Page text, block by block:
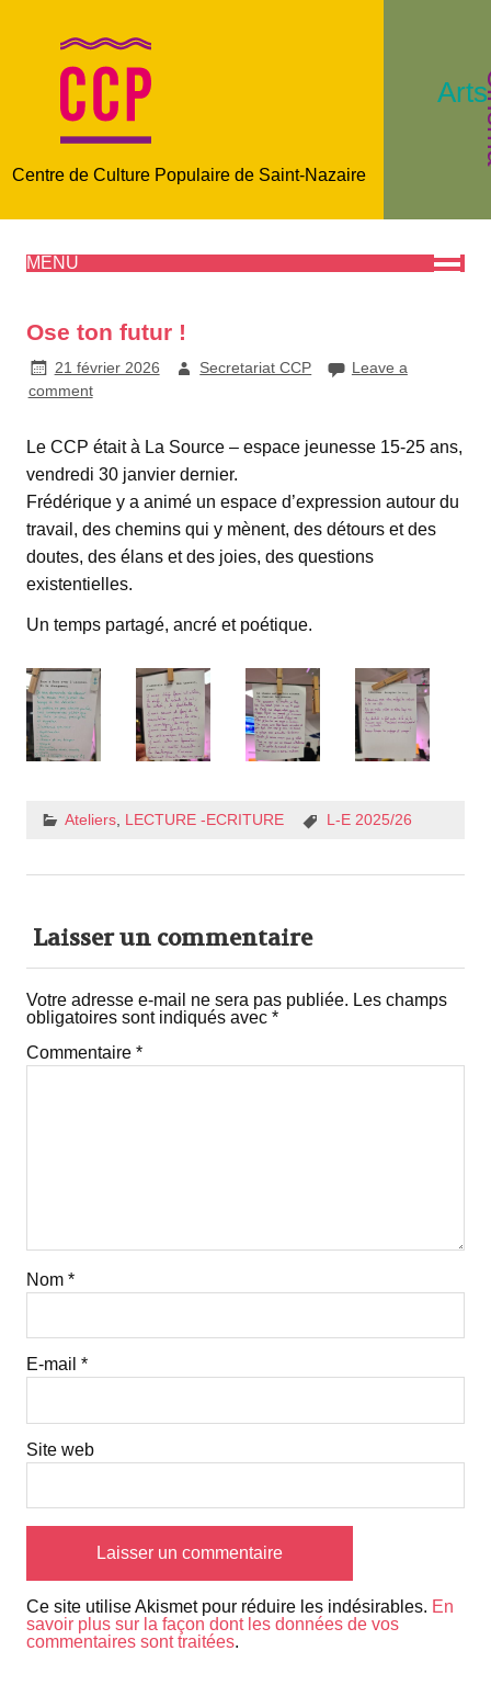
Centre de Culture Populaire de Saint-Nazaire
MENU
Ose ton futur !
21 février 2026 Secretariat CCP
Leave a
comment
Le CCP était à La Source – espace jeunesse 15-25 ans,
vendredi 30 janvier dernier.
Frédérique y a animé un espace d’expression autour du
travail, des chemins qui y mènent, des détours et des
doutes, des élans et des joies, des questions
existentielles.
Un temps partagé, ancré et poétique.
Ateliers, LECTURE -ECRITURE L-E 2025/26
Laisser un commentaire
Votre adresse e-mail ne sera pas publiée. Les champs
obligatoires sont indiqués avec *
Commentaire *
Nom *
E-mail *
Site web
Ce site utilise Akismet pour réduire les indésirables. En
savoir plus sur la façon dont les données de vos
commentaires sont traitées.